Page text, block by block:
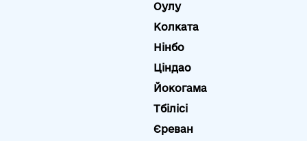
Оулу
Колката
Нінбо
Ціндао
Йокогама
Тбілісі
Єреван